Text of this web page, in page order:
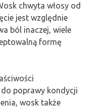
chwyta włosy od
jest względnie
ból inaczej, wiele
formę
poprawy kondycji
wosk także